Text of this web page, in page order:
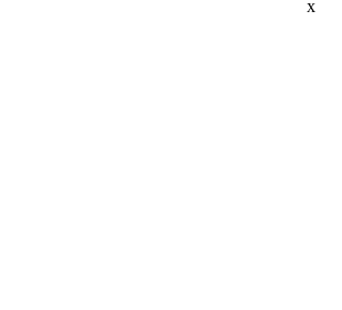
x